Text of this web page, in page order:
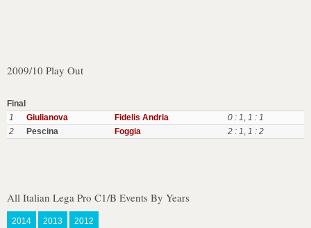
2009/10 Play Out
Final
1
Giulianova Fidelis Andria 0 : 1, 1 : 1
2
Pescina Foggia 2 : 1, 1 : 2
All Italian Lega Pro C1/B Events By Years
2014 2013 2012